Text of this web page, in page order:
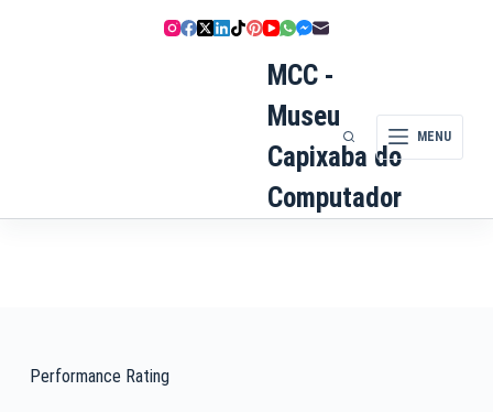
MCC -
Museu
Capixaba do
Computador
MENU
Performance Rating